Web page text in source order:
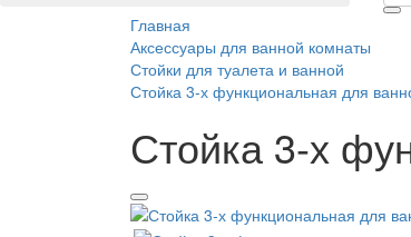
Главная
Аксессуары для ванной комнаты
Стойки для туалета и ванной
Стойка 3-х функциональная для
Стойка 3-х